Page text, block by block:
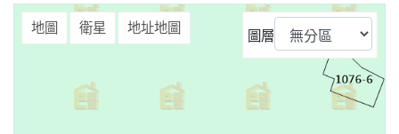
⤢
地圖 衛星 地址地圖
圖層